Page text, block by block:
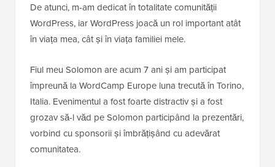
De atunci, m-am dedicat în totalitate comunității
WordPress, iar WordPress joacă un rol important atât
în viața mea, cât și în viața familiei mele.
Fiul meu Solomon are acum 7 ani și am participat
împreună la WordCamp Europe luna trecută în Torino,
Italia. Evenimentul a fost foarte distractiv și a fost
grozav să-l văd pe Solomon participând la prezentări,
vorbind cu sponsorii și îmbrățișând cu adevărat
comunitatea.